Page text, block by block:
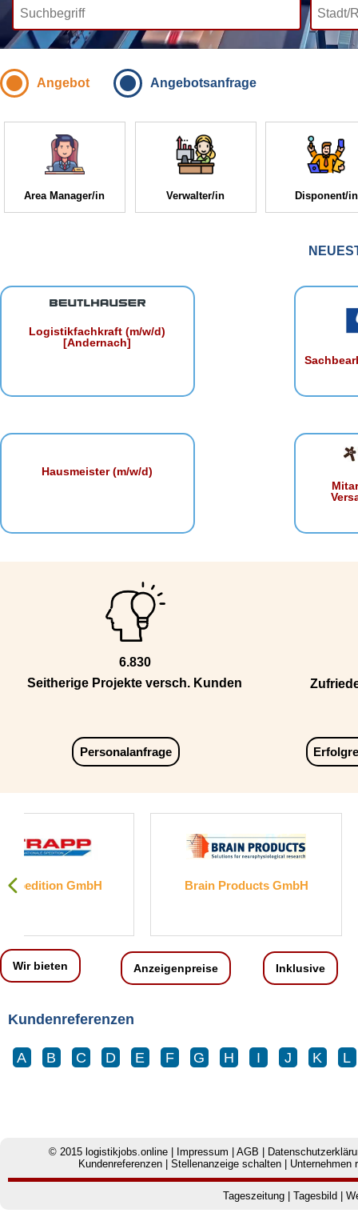
Angebot Angebotsanfrage
Area Manager/in Verwalter/in Disponent/in
Logistikfachkraft (m/w/d)
[Andernach]
Hausmeister (m/w/d)
6.830
Seitherige Projekte versch. Kunden
Personalanfrage
Brain Products GmbH
Engelbert Strauss
Wir bieten Anzeigenpreise Inklusive
Kundenreferenzen
A B C D E F G H I J K L
© 2015 logistikjobs.online Impressum |AGB
Kundenreferenzen |Stellenanzeige schalten Unternehmen
Tageszeitung Tagesbild